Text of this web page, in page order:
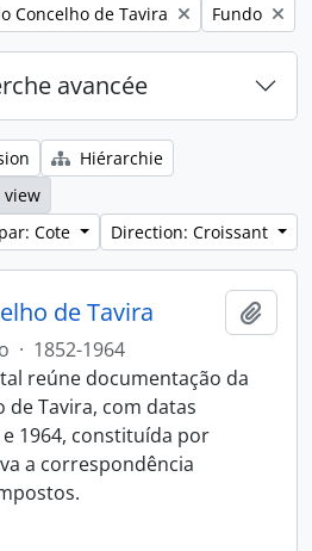
Concelho de Tavira Remove
Fundo
avancée
Hiérarchie
view
Cote
Direction: Croissant
de Tavira
· 1852-1964
reúne documentação da
de Tavira, com datas
1964, constituída por
a correspondência